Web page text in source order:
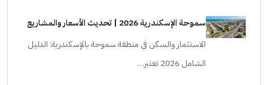
سموحة الإسكندرية 2026 | تحديث الأسعار والمشاريع
الاستثمار والسكن في منطقة سموحة بالإسكندرية: الدليل
الشامل 2026 تعتبر…